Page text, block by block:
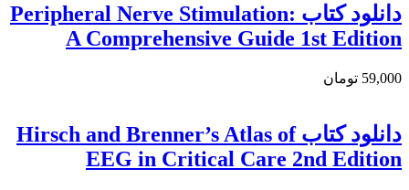
دانلود كتاب Peripheral Nerve Stimulation:
A Comprehensive Guide 1st Edition
59,000 تومان
دانلود كتاب Hirsch and Brenner’s Atlas of
EEG in Critical Care 2nd Edition